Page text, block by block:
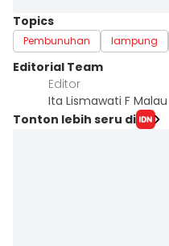
Topics
Pembunuhan lampung
Editorial Team
Editor
Ita Lismawati F Malau
Tonton lebih seru di